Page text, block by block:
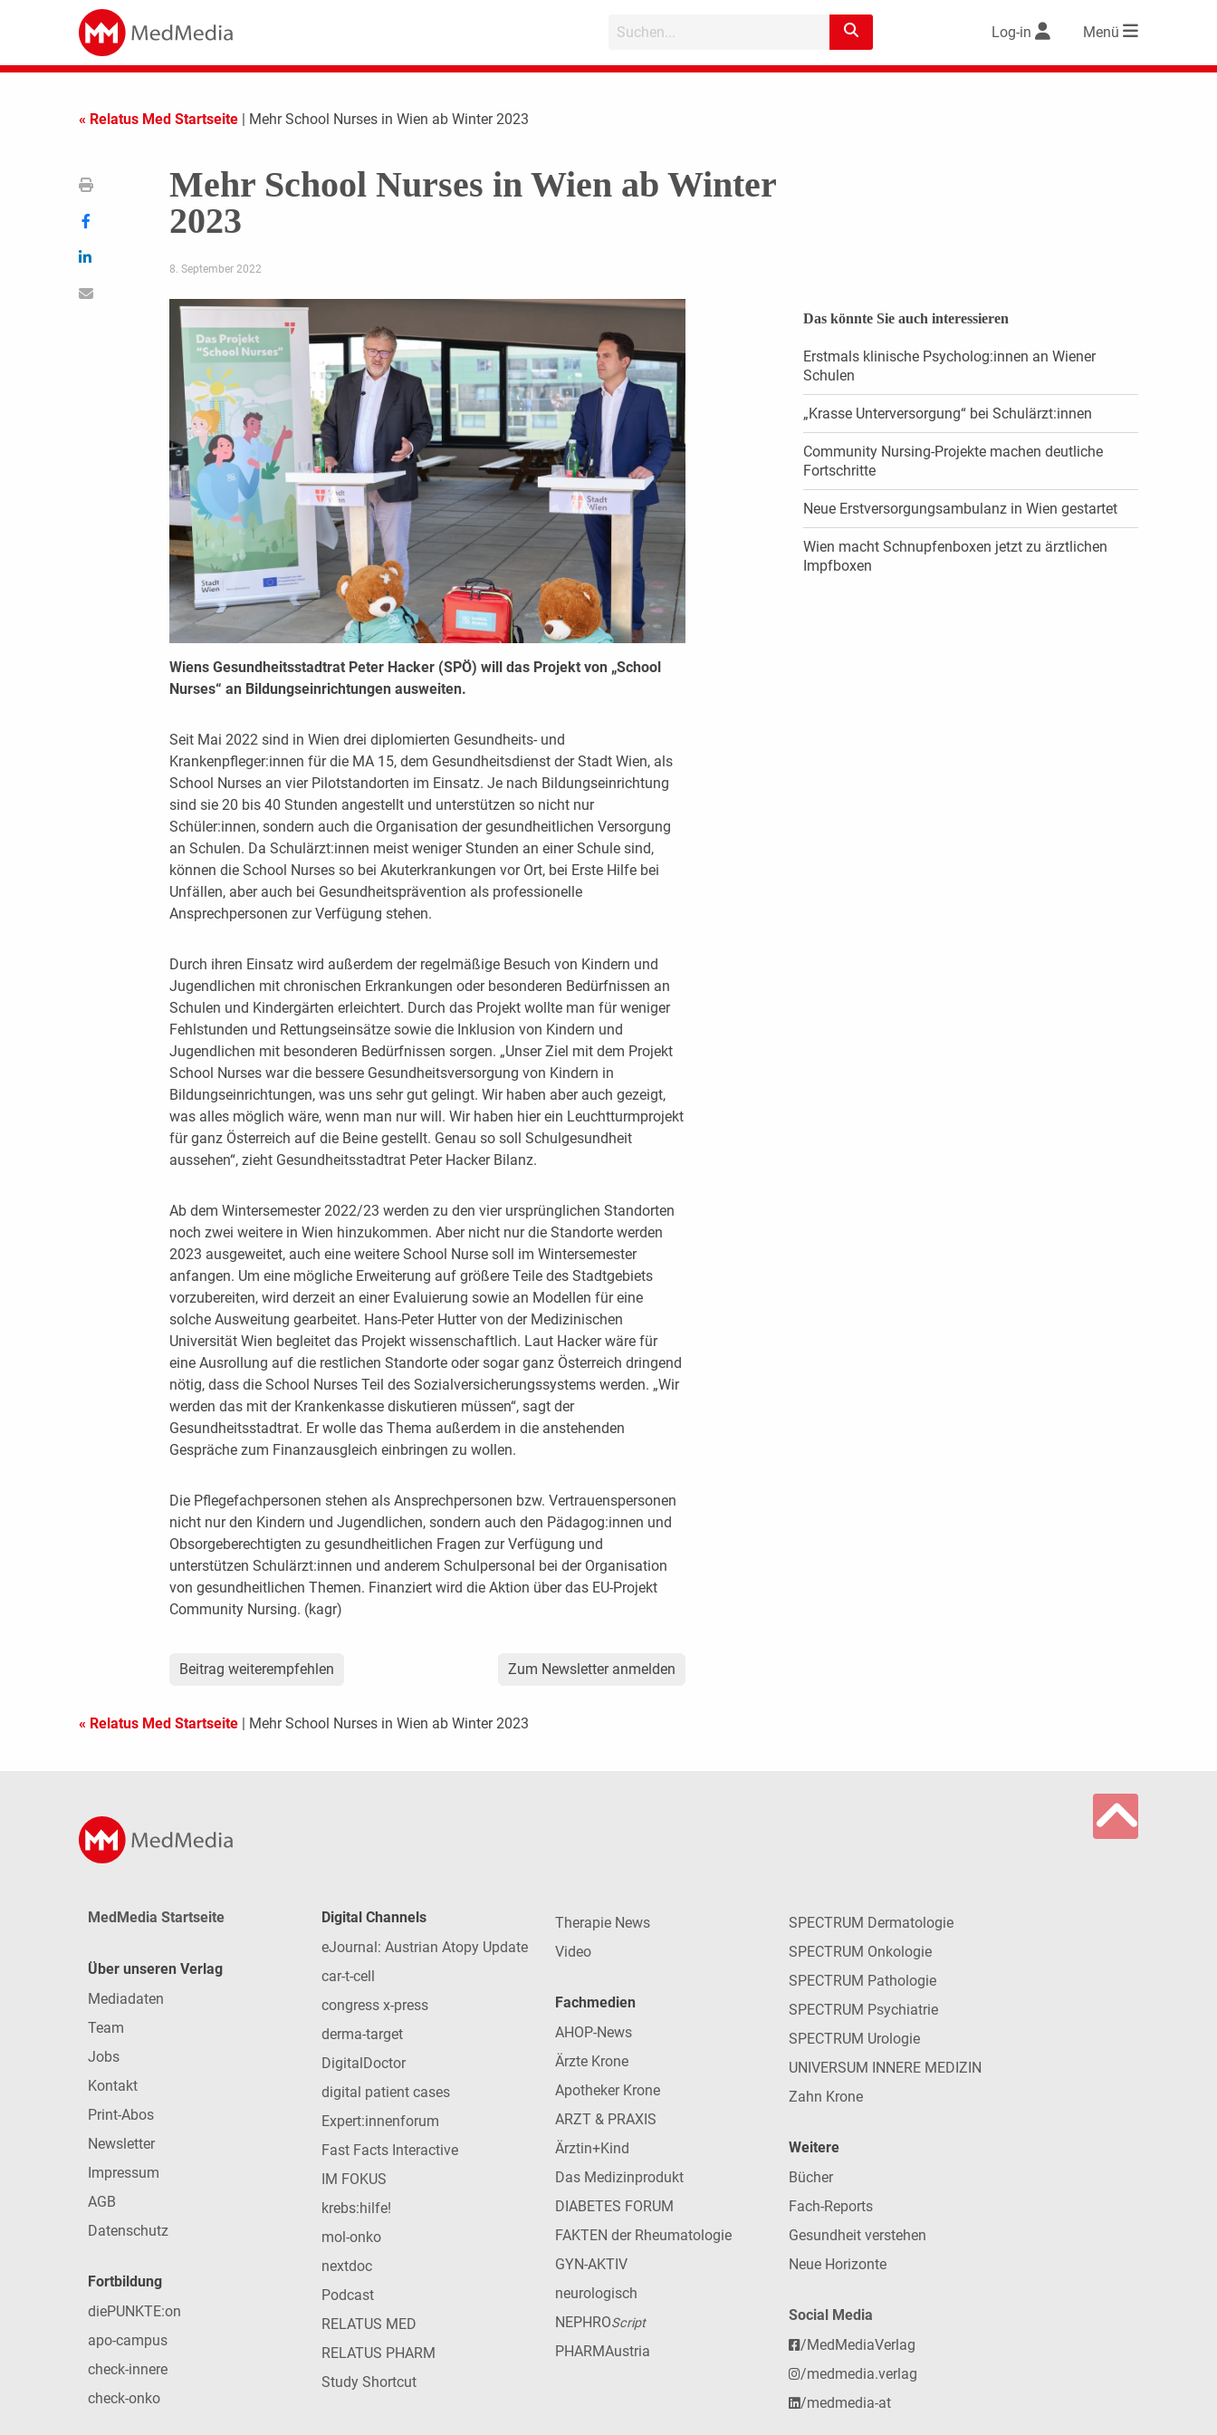
Log-in Menü
« Relatus Med Startseite | Mehr School Nurses in Wien ab Winter 2023
Mehr School Nurses in Wien ab Winter
2023
8. September 2022
Wiens Gesundheitsstadtrat Peter Hacker (SPÖ) will das Projekt von „School
Nurses“ an Bildungseinrichtungen ausweiten.
Seit Mai 2022 sind in Wien drei diplomierten Gesundheits- und
Krankenpfleger:innen für die MA 15, dem Gesundheitsdienst der Stadt Wien, als
School Nurses an vier Pilotstandorten im Einsatz. Je nach Bildungseinrichtung
sind sie 20 bis 40 Stunden angestellt und unterstützen so nicht nur
Schüler:innen, sondern auch die Organisation der gesundheitlichen Versorgung
an Schulen. Da Schulärzt:innen meist weniger Stunden an einer Schule sind,
können die School Nurses so bei Akuterkrankungen vor Ort, bei Erste Hilfe bei
Unfällen, aber auch bei Gesundheitsprävention als professionelle
Ansprechpersonen zur Verfügung stehen.
Durch ihren Einsatz wird außerdem der regelmäßige Besuch von Kindern und
Jugendlichen mit chronischen Erkrankungen oder besonderen Bedürfnissen an
Schulen und Kindergärten erleichtert. Durch das Projekt wollte man für weniger
Fehlstunden und Rettungseinsätze sowie die Inklusion von Kindern und
Jugendlichen mit besonderen Bedürfnissen sorgen. „Unser Ziel mit dem Projekt
School Nurses war die bessere Gesundheitsversorgung von Kindern in
Bildungseinrichtungen, was uns sehr gut gelingt. Wir haben aber auch gezeigt,
was alles möglich wäre, wenn man nur will. Wir haben hier ein Leuchtturmprojekt
für ganz Österreich auf die Beine gestellt. Genau so soll Schulgesundheit
aussehen“, zieht Gesundheitsstadtrat Peter Hacker Bilanz.
Ab dem Wintersemester 2022/23 werden zu den vier ursprünglichen Standorten
noch zwei weitere in Wien hinzukommen. Aber nicht nur die Standorte werden
2023 ausgeweitet, auch eine weitere School Nurse soll im Wintersemester
anfangen. Um eine mögliche Erweiterung auf größere Teile des Stadtgebiets
vorzubereiten, wird derzeit an einer Evaluierung sowie an Modellen für eine
solche Ausweitung gearbeitet. Hans-Peter Hutter von der Medizinischen
Universität Wien begleitet das Projekt wissenschaftlich. Laut Hacker wäre für
eine Ausrollung auf die restlichen Standorte oder sogar ganz Österreich dringend
nötig, dass die School Nurses Teil des Sozialversicherungssystems werden. „Wir
werden das mit der Krankenkasse diskutieren müssen“, sagt der
Gesundheitsstadtrat. Er wolle das Thema außerdem in die anstehenden
Gespräche zum Finanzausgleich einbringen zu wollen.
Die Pflegefachpersonen stehen als Ansprechpersonen bzw. Vertrauenspersonen
nicht nur den Kindern und Jugendlichen, sondern auch den Pädagog:innen und
Obsorgeberechtigten zu gesundheitlichen Fragen zur Verfügung und
unterstützen Schulärzt:innen und anderem Schulpersonal bei der Organisation
von gesundheitlichen Themen. Finanziert wird die Aktion über das EU-Projekt
Community Nursing. (kagr)
Beitrag weiterempfehlen Zum Newsletter anmelden
Das könnte Sie auch interessieren
Erstmals klinische Psycholog:innen an Wiener
Schulen
„Krasse Unterversorgung“ bei Schulärzt:innen
Community Nursing-Projekte machen deutliche
Fortschritte
Neue Erstversorgungsambulanz in Wien gestartet
Wien macht Schnupfenboxen jetzt zu ärztlichen
Impfboxen
« Relatus Med Startseite | Mehr School Nurses in Wien ab Winter 2023
MedMedia Startseite
Über unseren Verlag
Mediadaten
Team
Jobs
Kontakt
Print-Abos
Newsletter
Impressum
AGB
Datenschutz
Fortbildung
diePUNKTE:on
apo-campus
check-innere
check-onko
Digital Channels
eJournal: Austrian Atopy Update
car-t-cell
congress x-press
derma-target
DigitalDoctor
digital patient cases
Expert:innenforum
Fast Facts Interactive
IM FOKUS
krebs:hilfe!
mol-onko
nextdoc
Podcast
RELATUS MED
RELATUS PHARM
Study Shortcut
Therapie News
Video
Fachmedien
AHOP-News
Ärzte Krone
Apotheker Krone
ARZT & PRAXIS
Ärztin+Kind
Das Medizinprodukt
DIABETES FORUM
FAKTEN der Rheumatologie
GYN-AKTIV
neurologisch
NEPHROScript
PHARMAustria
SPECTRUM Dermatologie
SPECTRUM Onkologie
SPECTRUM Pathologie
SPECTRUM Psychiatrie
SPECTRUM Urologie
UNIVERSUM INNERE MEDIZIN
Zahn Krone
Weitere
Bücher
Fach-Reports
Gesundheit verstehen
Neue Horizonte
Social Media
/MedMediaVerlag
/medmedia.verlag
/medmedia-at